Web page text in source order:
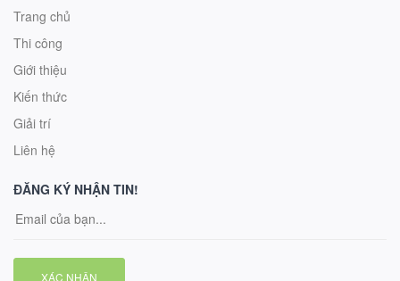
Trang chủ
Thi công
Giới thiệu
Kiến thức
Giải trí
Liên hệ
ĐĂNG KÝ NHẬN TIN!
XÁC NHẬN